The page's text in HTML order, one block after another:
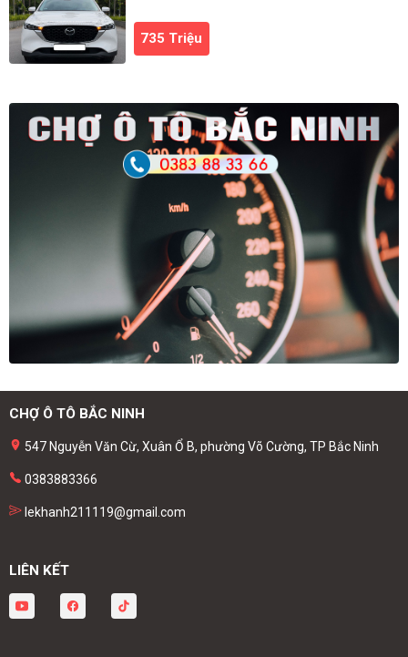
735 Triệu
CHỢ Ô TÔ BẮC NINH
547 Nguyễn Văn Cừ, Xuân Ổ B, phường Võ Cường, TP Bắc Ninh
0383883366
lekhanh211119@gmail.com
LIÊN KẾT